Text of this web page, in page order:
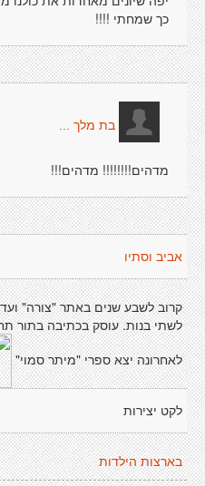
כך שמחתי !!!!
בת מלך ...
מדהים!!!!!!!! מדהים!!!
אביב וסתיו
קרוב לשבע שנים באתר "צורה"
לשתי בנות. עוסק בכתיבה בתור
לאחרונה יצא ספרי "מיתר סמוי"
לקט יצירות
בארצות הילדות